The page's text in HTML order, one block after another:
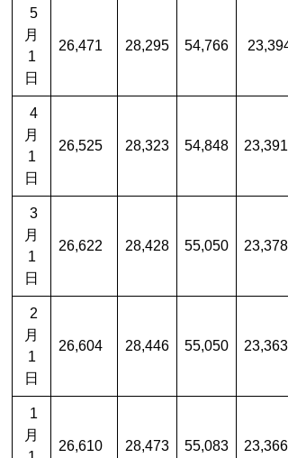
5
月
1
日
26,471 28,295 54,766 23,394
4
月
1
日
26,525 28,323 54,848 23,391
3
月
1
日
26,622 28,428 55,050 23,378
2
月
1
日
26,604 28,446 55,050 23,363
1
月
26,610 28,473 55,083 23,366